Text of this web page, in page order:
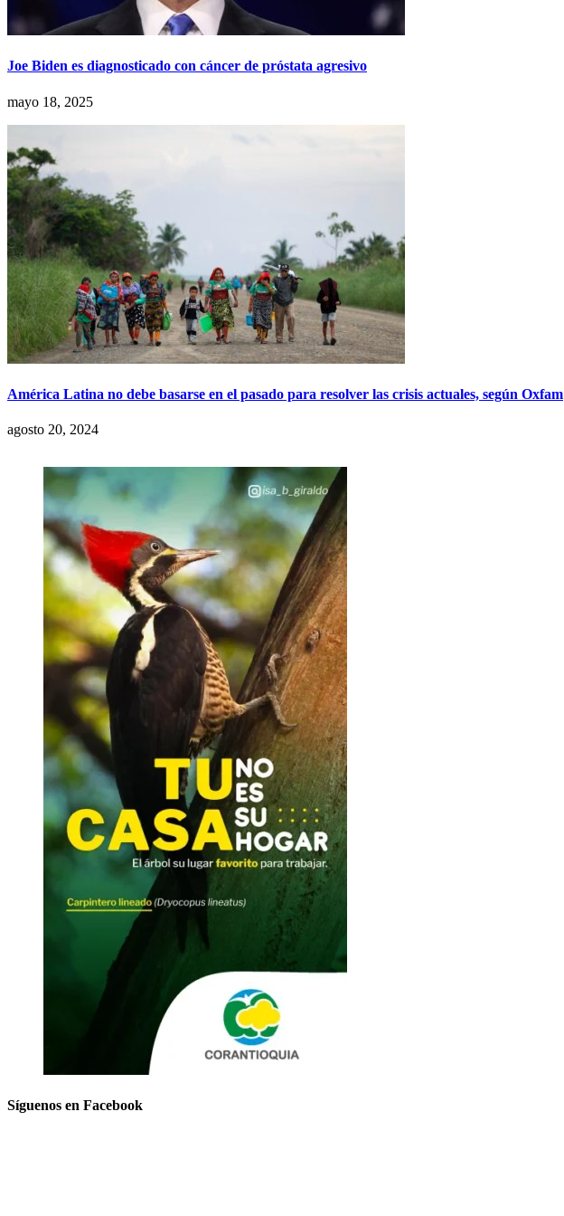
Joe Biden es diagnosticado con cáncer de próstata agresivo
mayo 18, 2025
América Latina no debe basarse en el pasado para resolver las crisis actuales, según Oxfam
agosto 20, 2024
Síguenos en Facebook